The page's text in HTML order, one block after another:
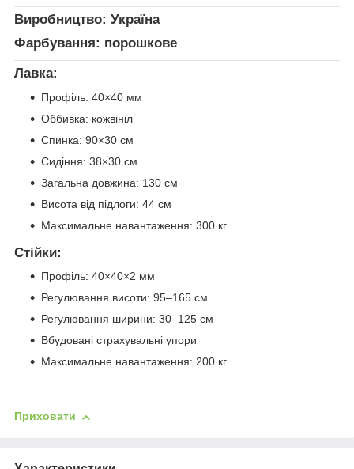
Виробництво: Україна
Фарбування: порошкове
Лавка:
Профіль: 40×40 мм
Оббивка: кожвініл
Спинка: 90×30 см
Сидіння: 38×30 см
Загальна довжина: 130 см
Висота від підлоги: 44 см
Максимальне навантаження: 300 кг
Стійки:
Профіль: 40×40×2 мм
Регулювання висоти: 95–165 см
Регулювання ширини: 30–125 см
Вбудовані страхувальні упори
Максимальне навантаження: 200 кг
Приховати